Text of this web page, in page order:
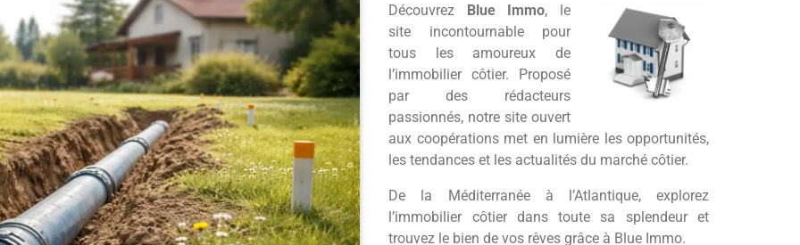
Découvrez Blue Immo, le
site incontournable pour
tous les amoureux de
l’immobilier côtier. Proposé
par des rédacteurs
passionnés, notre site ouvert
aux coopérations met en lumière les opportunités,
les tendances et les actualités du marché côtier.
De la Méditerranée à l’Atlantique, explorez
l’immobilier côtier dans toute sa splendeur et
trouvez le bien de vos rêves grâce à Blue Immo.